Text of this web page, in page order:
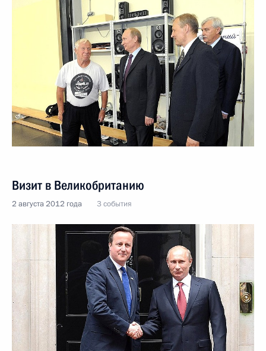
Визит в Великобританию
2 августа 2012 года 3 события